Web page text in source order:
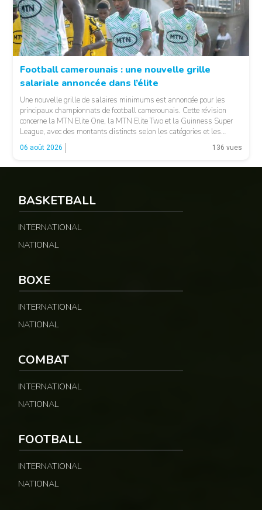
Football camerounais : une nouvelle grille
salariale annoncée dans l’élite
Une nouvelle grille de salaires minimums est annoncée pour les
principaux championnats de football camerounais. Cette révision
concerne la MTN Elite One, la MTN Elite Two et la Guinness Super
League, avec des montants distincts selon les catégories et les
fonctions. LA SUITE APRÈS LA PUBLICITÉ Selon les informations
relayées par Allez Les Lions, […]
06 août 2026 136 vues
BASKETBALL
INTERNATIONAL
NATIONAL
BOXE
INTERNATIONAL
NATIONAL
COMBAT
INTERNATIONAL
NATIONAL
FOOTBALL
INTERNATIONAL
NATIONAL